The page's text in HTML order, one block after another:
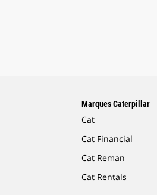
Marques Caterpillar
Cat
Cat Financial
Cat Reman
Cat Rentals